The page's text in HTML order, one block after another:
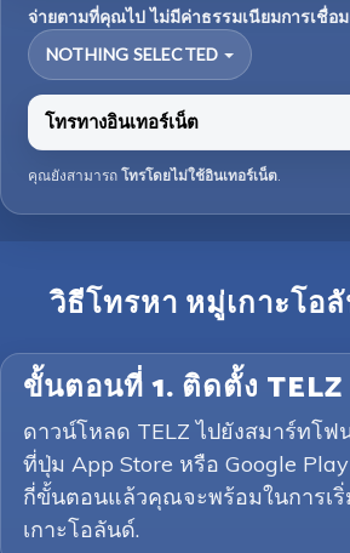
จ่ายตามที่คุณไป ไม่มีค่าธรรมเนียมการเชื่อ
NOTHING SELECTED
โทรทางอินเทอร์เน็ต
คุณยังสามารถ โทรโดยไม่ใช้อินเทอร์เน็ต.
วิธีโทรหา หมู่เกาะโอ
ขั้นตอนที่ 1. ติดตั้ง TELZ
ดาวน์โหลด TELZ ไปยังสมาร์ทโ
ที่ปุ่ม App Store หรือ Google
กี่ขั้นตอนแล้วคุณจะพร้อมในการเ
เกาะโอลันด์.